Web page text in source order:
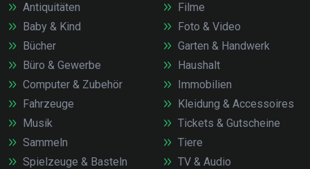
Antiquitäten
Baby & Kind
Bücher
Büro & Gewerbe
Computer & Zubehör
Fahrzeuge
Filme
Foto & Video
Garten & Handwerk
Haushalt
Immobilien
Kleidung & Accessoires
Musik
Sammeln
Spielzeuge & Basteln
Tickets & Gutscheine
Tiere
TV & Audio